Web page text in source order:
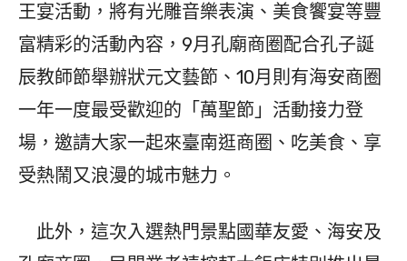
王宴活動，將有光雕音樂表演、美食饗宴等豐
富精彩的活動內容，9月孔廟商圈配合孔子誕
辰教師節舉辦狀元文藝節、10月則有海安商圈
一年一度最受歡迎的「萬聖節」活動接力登
場，邀請大家一起來臺南逛商圈、吃美食、享
受熱鬧又浪漫的城市魅力。
此外，這次入選熱門景點國華友愛、海安及